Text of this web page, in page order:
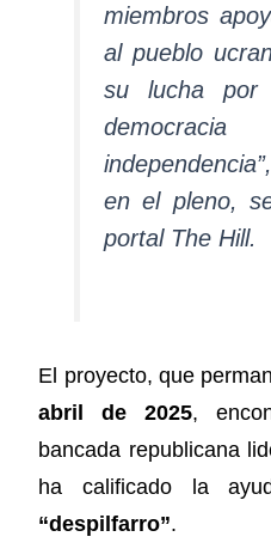
miembros
al pueblo
su lucha
en el pleno,
portal The Hill.
El proyecto, que
abril de 2025,
bancada republicana
ha calificado la
“despilfarro”.